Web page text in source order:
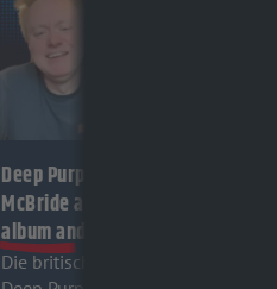
Deep Purple 2026: Simon
McBride about their new
album and more!
Die britischen Hard Rock-